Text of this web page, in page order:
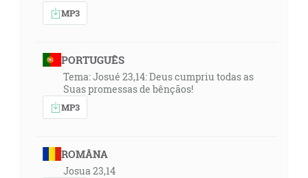
MP3
PORTUGUÊS
Tema: Josué 23,14: Deus cumpriu todas as
Suas promessas de bênçãos!
MP3
ROMÂNA
Josua 23,14